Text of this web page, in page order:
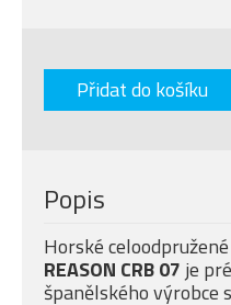
Přidat do košíku
Popis
Horské
REASON CRB 07 je
španělského výrobce